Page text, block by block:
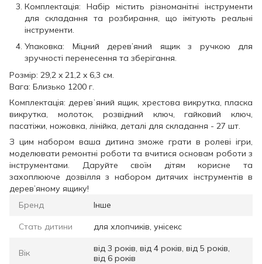
Комплектація: Набір містить різноманітні інструменти
для складання та розбирання, що імітують реальні
інструменти.
Упаковка: Міцний дерев’яний ящик з ручкою для
зручності перенесення та зберігання.
Розмір: 29,2 x 21,2 x 6,3 см.
Вага: Близько 1200 г.
Комплектація: деревʼяний ящик, хрестова викрутка, пласка
викрутка, молоток, розвідний ключ, гайковий ключ,
пасатіжи, ножовка, лінійка, деталі для складання - 27 шт.
З цим набором ваша дитина зможе грати в ролеві ігри,
моделювати ремонтні роботи та вчитися основам роботи з
інструментами. Даруйте своїм дітям корисне та
захоплююче дозвілля з набором дитячих інструментів в
дерев’яному ящику!
Бренд
Інше
Стать дитини для хлопчиків, унісекс
Вік
від 3 років, від 4 років, від 5 років,
від 6 років